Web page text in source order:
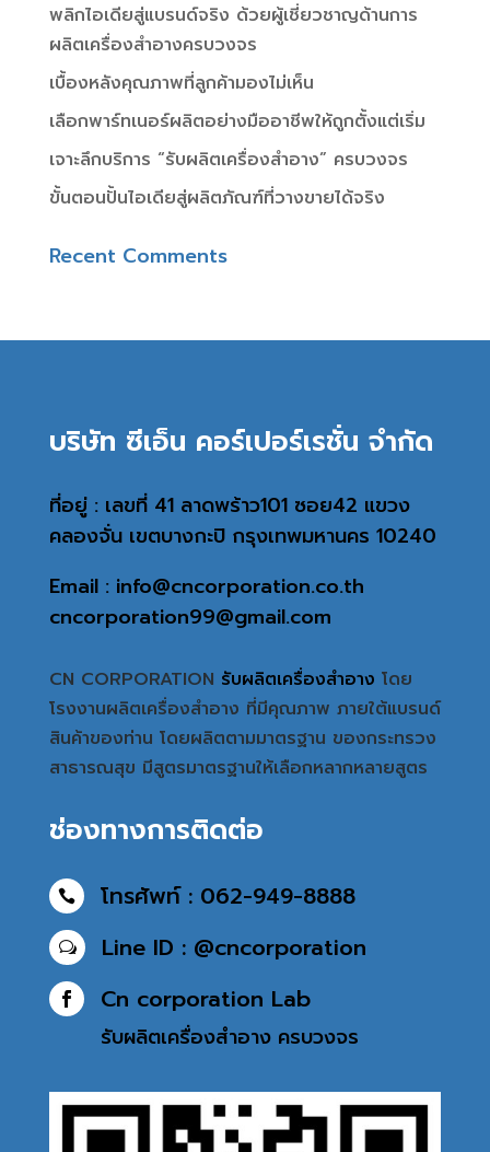
พลิกไอเดียสู่แบรนด์จริง ด้วยผู้เชี่ยวชาญด้านการ
ผลิตเครื่องสำอางครบวงจร
เบื้องหลังคุณภาพที่ลูกค้ามองไม่เห็น
เลือกพาร์ทเนอร์ผลิตอย่างมืออาชีพให้ถูกตั้งแต่เริ่ม
เจาะลึกบริการ “รับผลิตเครื่องสำอาง” ครบวงจร
ขั้นตอนปั้นไอเดียสู่ผลิตภัณฑ์ที่วางขายได้จริง
Recent Comments
บริษัท ซีเอ็น คอร์เปอร์เรชั่น จำกัด
ที่อยู่ : เลขที่ 41 ลาดพร้าว101 ซอย42 แขวง
คลองจั่น เขตบางกะปิ กรุงเทพมหานคร 10240
Email : info@cncorporation.co.th
cncorporation99@gmail.com
CN CORPORATION รับผลิตเครื่องสำอาง โดย
โรงงานผลิตเครื่องสำอาง ที่มีคุณภาพ ภายใต้แบรนด์
สินค้าของท่าน โดยผลิตตามมาตรฐาน ของกระทรวง
สาธารณสุข มีสูตรมาตรฐานให้เลือกหลากหลายสูตร
ช่องทางการติดต่อ
 โทรศัพท์ : 062-949-8888
w Line ID : @cncorporation
 Cn corporation Lab
รับผลิตเครื่องสำอาง ครบวงจร